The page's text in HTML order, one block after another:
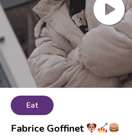
Eat
Fabrice Goffinet